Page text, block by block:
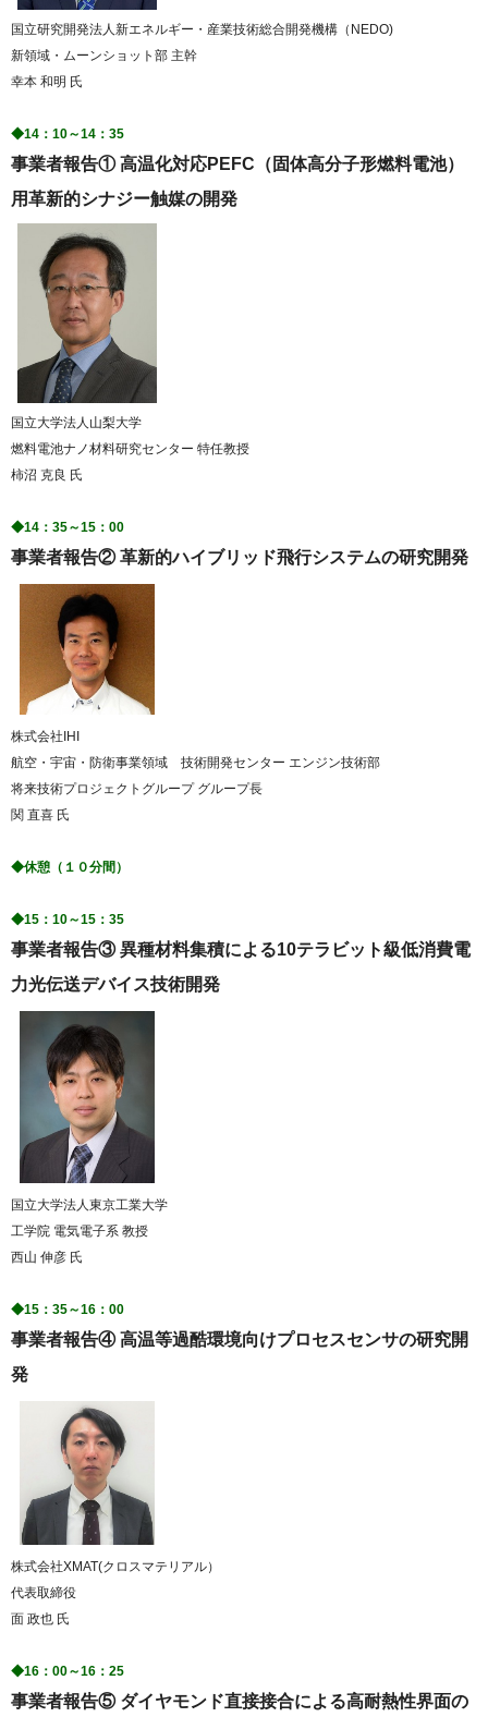
国立研究開発法人新エネルギー・産業技術総合開発機構（NEDO)
新領域・ムーンショット部 主幹
幸本 和明 氏
◆14：10～14：35
事業者報告① 高温化対応PEFC（固体高分子形燃料電池）
用革新的シナジー触媒の開発
国立大学法人山梨大学
燃料電池ナノ材料研究センター 特任教授
柿沼 克良 氏
◆14：35～15：00
事業者報告② 革新的ハイブリッド飛行システムの研究開発
株式会社IHI
航空・宇宙・防衛事業領域 技術開発センター エンジン技術部
将来技術プロジェクトグループ グループ長
関 直喜 氏
◆休憩（１０分間）
◆15：10～15：35
事業者報告③ 異種材料集積による10テラビット級低消費電
力光伝送デバイス技術開発
国立大学法人東京工業大学
工学院 電気電子系 教授
西山 伸彦 氏
◆15：35～16：00
事業者報告④ 高温等過酷環境向けプロセスセンサの研究開
発
株式会社XMAT(クロスマテリアル）
代表取締役
面 政也 氏
◆16：00～16：25
事業者報告⑤ ダイヤモンド直接接合による高耐熱性界面の